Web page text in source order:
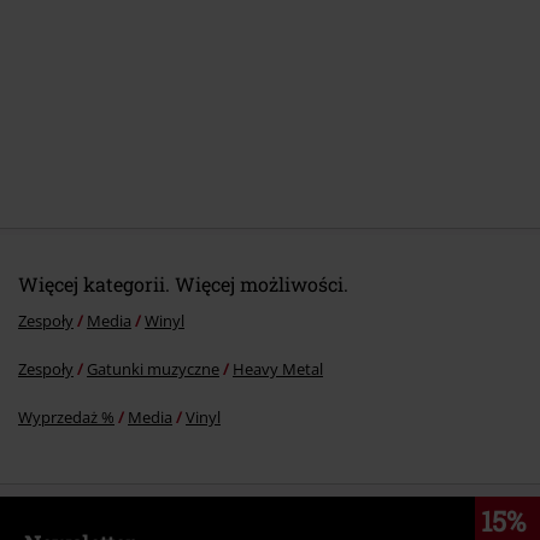
Więcej kategorii. Więcej możliwości.
Zespoły Media Winyl
Zespoły Gatunki muzyczne Heavy Metal
Wyprzedaż % Media Vinyl
15%